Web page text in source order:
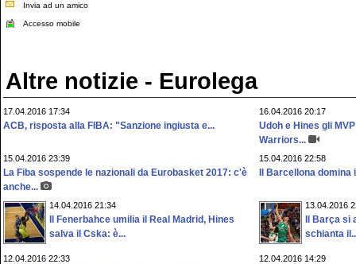
Invia ad un amico
Accesso mobile
Altre notizie - Eurolega
17.04.2016 17:34
ACB, risposta alla FIBA: "Sanzione ingiusta e...
16.04.2016 20:17
Udoh e Hines gli
Warriors...
15.04.2016 23:39
La Fiba sospende le nazionali da Eurobasket 2017: c'è
anche...
15.04.2016 22:58
Il Barcellona
14.04.2016 21:34
Il Fenerbahce umilia il Real Madrid, Hines
salva il Cska: è...
13.04.2016
Il Barça
schianta
12.04.2016 22:33 12.04.2016 14:29